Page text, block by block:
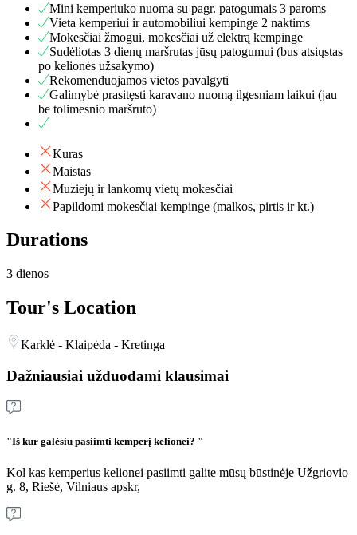
Mini kemperiuko nuoma su pagr. patogumais 3 paroms
Vieta kemperiui ir automobiliui kempinge 2 naktims
Mokesčiai žmogui, mokesčiai už elektrą kempinge
Sudėliotas 3 dienų maršrutas jūsų patogumui (bus atsiųstas
po kelionės užsakymo)
Rekomenduojamos vietos pavalgyti
Galimybė prasitęsti karavano nuomą ilgesniam laikui (jau
be tolimesnio maršruto)
Kuras
Maistas
Muziejų ir lankomų vietų mokesčiai
Papildomi mokesčiai kempinge (malkos, pirtis ir kt.)
Durations
3 dienos
Tour's Location
Karklė - Klaipėda - Kretinga
Dažniausiai užduodami klausimai
"Iš kur galėsiu pasiimti kemperį kelionei? "
Kol kas kemperius kelionei pasiimti galite mūsų būstinėje Užgriovio
g. 8, Riešė, Vilniaus apskr,